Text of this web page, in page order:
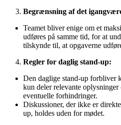
Begrænsning af det
Teamet bliver enige om et
udføres på samme tid, for at
tilskynde til, at opgaverne
Regler for daglig stand-up:
Den daglige stand-up forbliver
kun deler relevante oplysninger
eventuelle forhindringer.
Diskussioner, der ikke er
up, holdes uden for mødet.